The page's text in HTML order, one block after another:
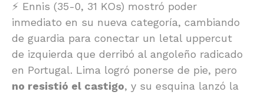
⚡ Ennis (35-0, 31 KOs) mostró poder
inmediato en su nueva categoría, cambiando
de guardia para conectar un letal uppercut
de izquierda que derribó al angoleño radicado
en Portugal. Lima logró ponerse de pie, pero
no resistió el castigo, y su esquina lanzó la